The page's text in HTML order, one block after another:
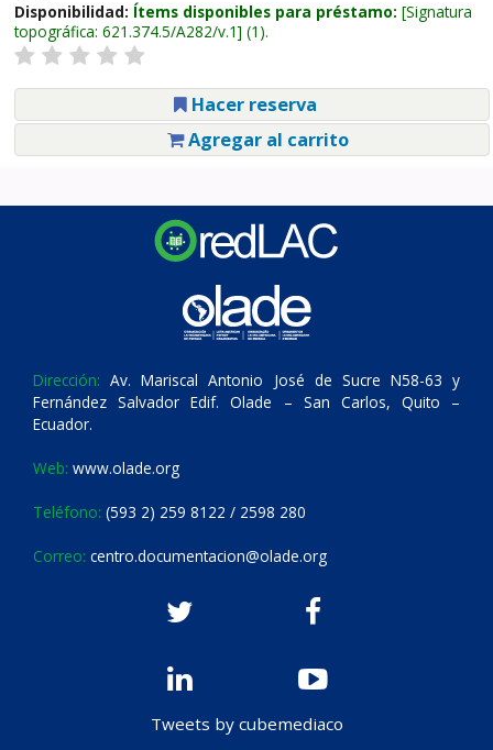
Disponibilidad: Ítems disponibles para préstamo: Signatura
topográfica: 621.374.5/A282/v.1 (1).
Hacer reserva
Agregar al carrito
Dirección: Av. Mariscal Antonio José de Sucre N58-63 y
Fernández Salvador Edif. Olade – San Carlos, Quito –
Ecuador.
Web: www.olade.org
Teléfono: (593 2) 259 8122 / 2598 280
Correo: centro.documentacion@olade.org
Tweets by cubemediaco